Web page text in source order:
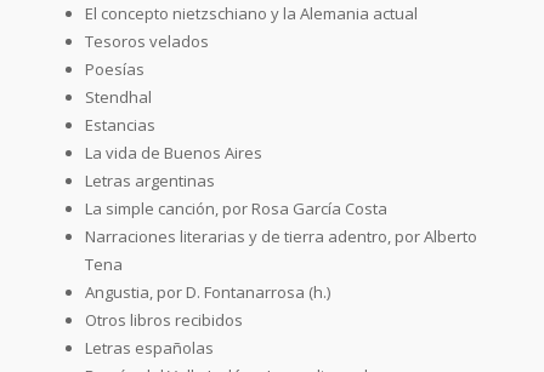
El concepto nietzschiano y la Alemania actual
Tesoros velados
Poesías
Stendhal
Estancias
La vida de Buenos Aires
Letras argentinas
La simple canción, por Rosa García Costa
Narraciones literarias y de tierra adentro, por Alberto
Tena
Angustia, por D. Fontanarrosa (h.)
Otros libros recibidos
Letras españolas